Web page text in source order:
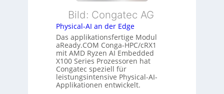
ü
b
e
r
w
a
c
h
i
s
t
u
n
g
e
E
t
h
e
r
c
a
Bild: Congatec AG
Physical-AI an der Edge
Das applikationsfertige Modul
aReady.COM Conga-HPC/cRX1
mit AMD Ryzen AI Embedded
X100 Series Prozessoren hat
Congatec speziell für
leistungsintensive Physical-AI-
Applikationen entwickelt.